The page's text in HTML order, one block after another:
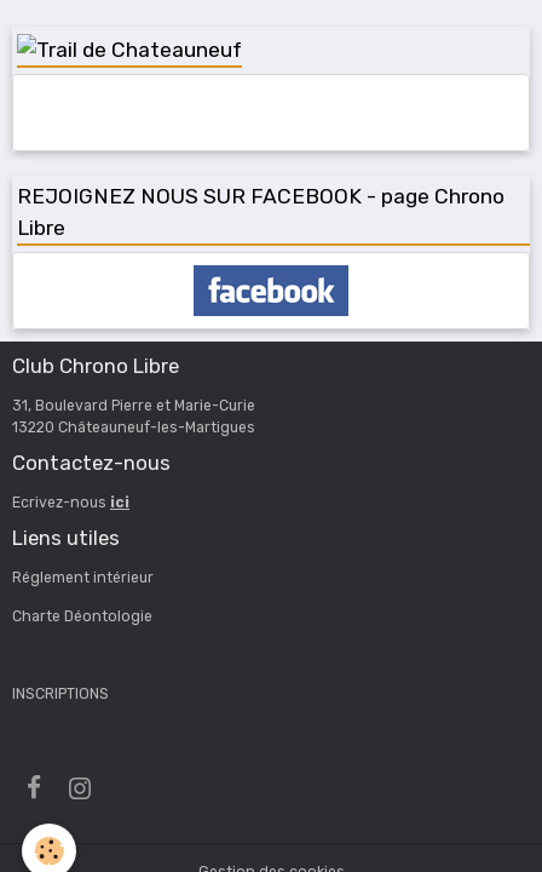
REJOIGNEZ NOUS SUR FACEBOOK - page Chrono
Libre
Club Chrono Libre
31, Boulevard Pierre et Marie-Curie
13220 Châteauneuf-les-Martigues
Contactez-nous
Ecrivez-nous ici
Liens utiles
Réglement intérieur
Charte Déontologie
INSCRIPTIONS